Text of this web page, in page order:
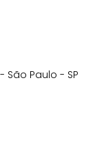
São Paulo - SP